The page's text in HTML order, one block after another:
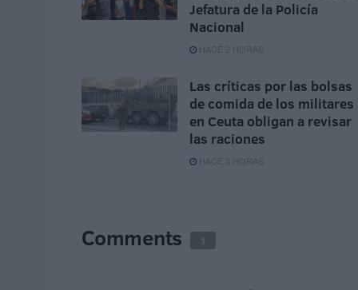
Jefatura de la Policía
Nacional
HACE 2 HORAS
Las críticas por las bolsas
de comida de los militares
en Ceuta obligan a revisar
las raciones
HACE 3 HORAS
Comments 1